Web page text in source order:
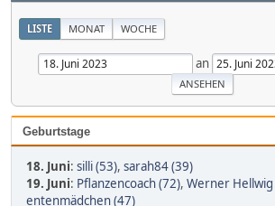
LISTE MONAT WOCHE
an
Geburtstage
18. Juni: silli (53), sarah84 (39)
19. Juni: Pflanzencoach (72), Werner Hellwig
entenmädchen (47)